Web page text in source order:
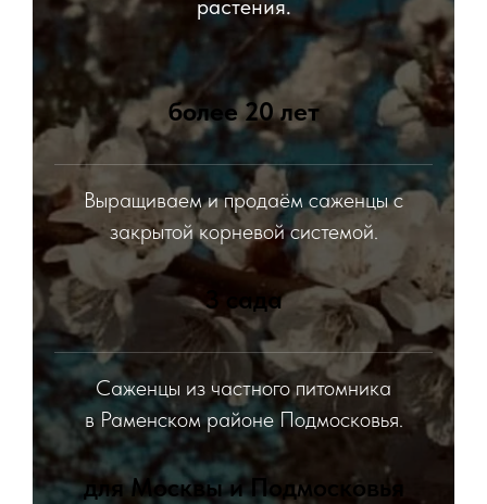
растения.
более 20 лет
Выращиваем и продаём саженцы с
закрытой корневой системой.
3 сада
Саженцы из частного питомника
в Раменском районе Подмосковья.
для Москвы и Подмосковья